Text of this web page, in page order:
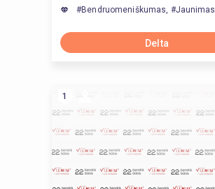
#Bendruomeniškumas, #Jaunimas
Delta
1